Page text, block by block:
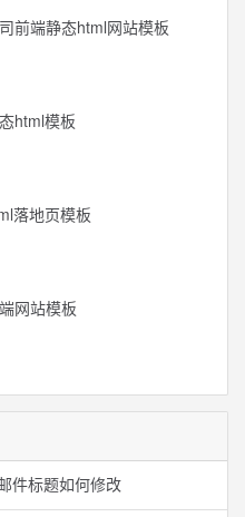
前端静态html网站模板
html模板
落地页模板
网站模板
件标题如何修改